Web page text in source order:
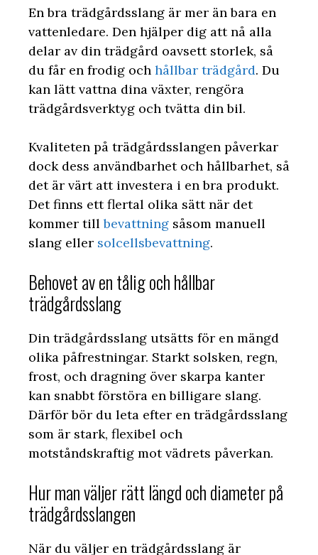
En bra trädgårdsslang är mer än bara en
vattenledare. Den hjälper dig att nå alla
delar av din trädgård oavsett storlek, så
du får en frodig och hållbar trädgård. Du
kan lätt vattna dina växter, rengöra
trädgårdsverktyg och tvätta din bil.
Kvaliteten på trädgårdsslangen påverkar
dock dess användbarhet och hållbarhet, så
det är värt att investera i en bra produkt.
Det finns ett flertal olika sätt när det
kommer tillbevattning såsom manuell
slang eller solcellsbevattning.
Behovet av en tålig och hållbar
trädgårdsslang
Din trädgårdsslang utsätts för en mängd
olika påfrestningar. Starkt solsken, regn,
frost, och dragning över skarpa kanter
kan snabbt förstöra en billigare slang.
Därför bör du leta efter en trädgårdsslang
som är stark, flexibel och
motståndskraftig mot vädrets påverkan.
Hur man väljer rätt längd och diameter på
trädgårdsslangen
När du väljer en trädgårdsslang är